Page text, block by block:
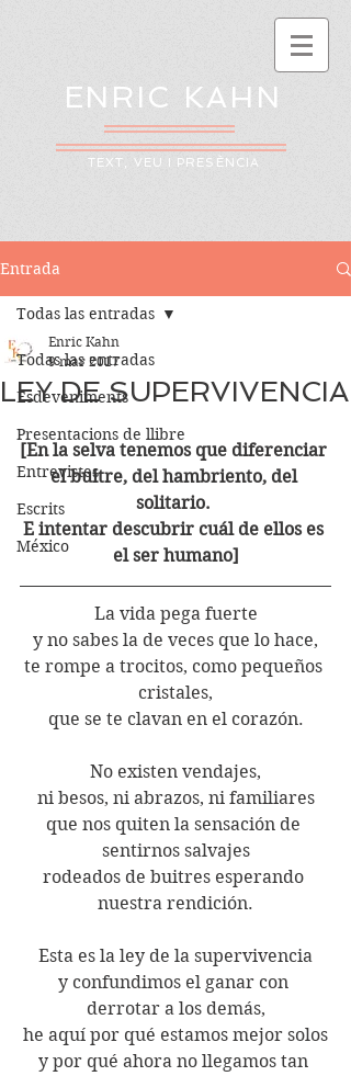
ENRIC KAHN
TEXT, VEU I PRESÈNCIA
Entrada
Todas las entradas
Esdeveniments
Presentacions de llibre
Entrevistes
Escrits
México
Todas las entradas
LEY DE SUPERVIVENCIA
Enric Kahn
9 mar 2017
[En la selva tenemos que diferenciar
el buitre, del hambriento, del
solitario.
E intentar descubrir cuál de ellos es
el ser humano]
La vida pega fuerte
y no sabes la de veces que lo hace,
te rompe a trocitos, como pequeños
cristales,
que se te clavan en el corazón.
No existen vendajes,
ni besos, ni abrazos, ni familiares
que nos quiten la sensación de
sentirnos salvajes
rodeados de buitres esperando
nuestra rendición.
Esta es la ley de la supervivencia
y confundimos el ganar con
derrotar a los demás,
he aquí por qué estamos mejor solos
y por qué ahora no llegamos tan